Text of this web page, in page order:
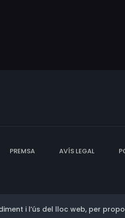
PREMSA AVÍS LEGAL
i l’ús del lloc web, per